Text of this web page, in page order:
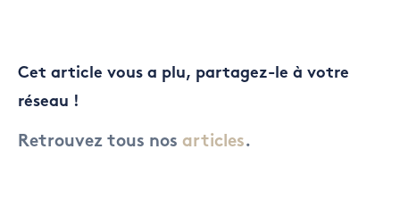
Cet article vous a plu, partagez-le à votre
réseau !
Retrouvez tous nos articles.